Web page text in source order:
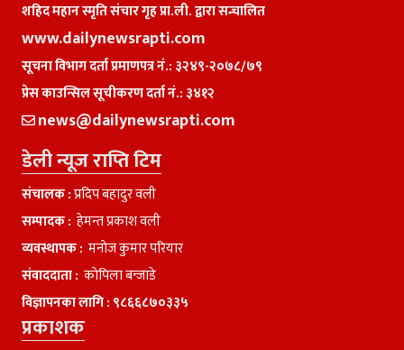
शहिद महान स्मृति संचार गृह प्रा.ली. द्वारा सन्चालित
www.dailynewsrapti.com
सूचना विभाग दर्ता प्रमाणपत्र नं.: ३२४९-२०७८/७९
प्रेस काउन्सिल सूचीकरण दर्ता नं.: ३४१२
news@dailynewsrapti.com
डेली न्यूज राप्ति टिम
संचालक :प्रदिप बहादुर वली
सम्पादक : हेमन्त प्रकाश वली
व्यवस्थापक : मनाेज कुमार परियार
संवाददाता : काेपिला बन्जाडे
विज्ञापनका लागि : ९८६६८७०३३५
प्रकाशक